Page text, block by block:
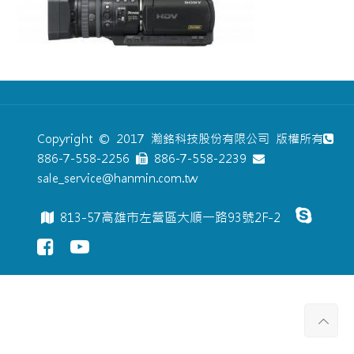
Copyright © 2017 瀚銘科技股份有限公司 版權所有
886-7-558-2256
886-7-558-2239
sale_service@hanmin.com.tw
813-57高雄市左營區大順一路93號2F-2